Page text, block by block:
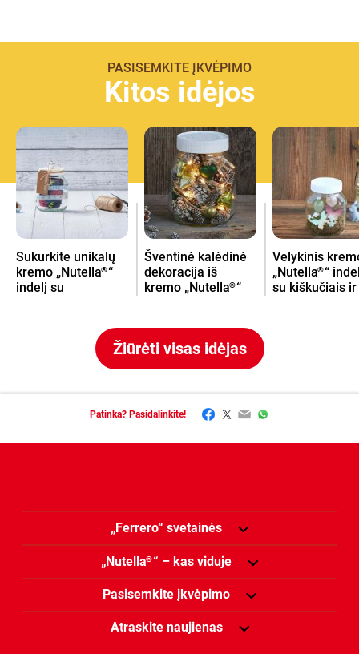
PASISEMKITE ĮKVĖPIMO
Kitos idėjos
Sukurkite unikalų
kremo „Nutella®“
indelį su
Šventinė kalėdinė
dekoracija iš
kremo „Nutella®“
Velykinis
„Nutella®“
su kiškučiais ir
Žiūrėti visas idėjas
Patinka? Pasidalinkite! Facebook
Twitter
EmailWhatsApp
„Ferrero“ svetainės
„Nutella®“ – kas viduje
Pasisemkite įkvėpimo
Atraskite naujienas